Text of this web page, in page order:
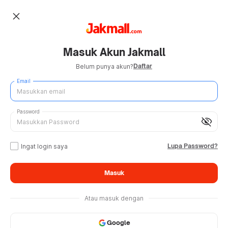
close
Masuk Akun Jakmall
Belum punya akun?Daftar
Email
visibility_off
Password
Ingat login saya Lupa Password?
Masuk
Atau masuk dengan
Google